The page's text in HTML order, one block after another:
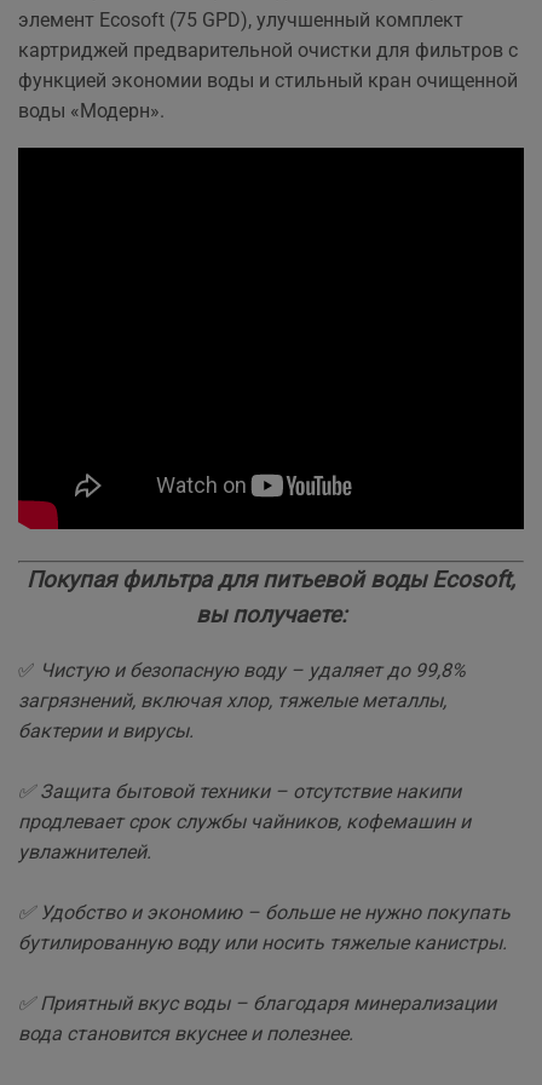
элемент Ecosoft (75 GPD), улучшенный комплект
картриджей предварительной очистки для фильтров с
функцией экономии воды и стильный кран очищенной
воды «Модерн».
Покупая фильтра для питьевой воды Ecosoft,
вы получаете:
✅ Чистую и безопасную воду – удаляет до 99,8%
загрязнений, включая хлор, тяжелые металлы,
бактерии и вирусы.
✅ Защита бытовой техники – отсутствие накипи
продлевает срок службы чайников, кофемашин и
увлажнителей.
✅ Удобство и экономию – больше не нужно покупать
бутилированную воду или носить тяжелые канистры.
✅ Приятный вкус воды – благодаря минерализации
вода становится вкуснее и полезнее.